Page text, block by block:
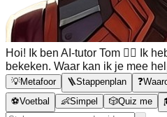
Hoi! Ik ben AI-tutor Tom 🙋‍♂️ Ik
bekeken. Waar kan ik je mee
💡Metafoor 🪜Stappenplan ❓
⚽Voetbal 👶Simpel 🎲Quiz me